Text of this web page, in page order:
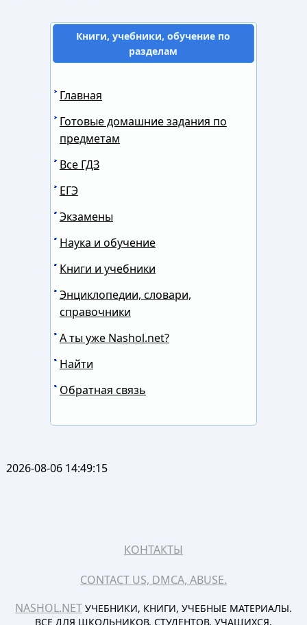
Книги, учебники, обучение по
разделам
Главная
Готовые домашние задания по
предметам
Все ГДЗ
ЕГЭ
Экзамены
Наука и обучение
Книги и учебники
Энциклопедии, словари,
справочники
А ты уже Nashol.net?
Найти
Обратная связь
2026-08-06 14:49:15
КОНТАКТЫ
CONTACT US, DMCA, ABUSE.
NASHOL.NETУЧЕБНИКИ, КНИГИ, УЧЕБНЫЕ МАТЕРИАЛЫ.
ВСЕ ДЛЯ ШКОЛЬНИКОВ, СТУДЕНТОВ, УЧАЩИХСЯ,